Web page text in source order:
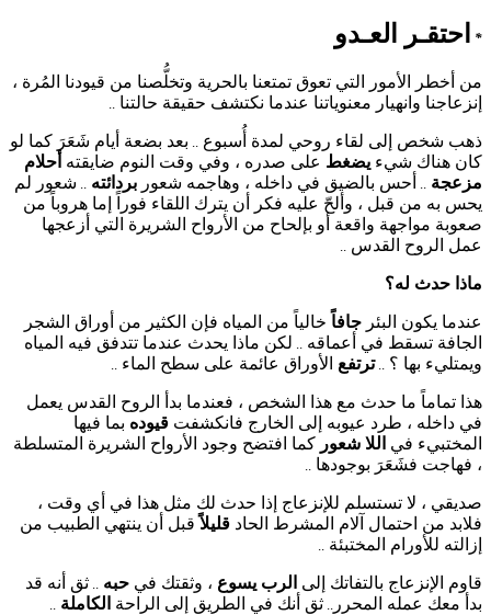
* احتقـر العـدو
من أخطر الأمور التي تعوق تمتعنا بالحرية وتخلُّصنا من قيودنا المُرة ،
إنزعاجنا وانهيار معنوياتنا عندما نكتشف حقيقة حالتنا
ذهب شخص إلى لقاء روحي لمدة أُسبوع
بعد بضعة أيام شَعَرَ كما لو
كان هناك شيء يضغط على صدره ، وفي وقت النوم ضايقته أحلام
مزعجة
أحس بالضيق في داخله ، وهاجمه شعور بردائته
شعور لم
يحس به من قبل ، وألحّ عليه فكر أن يترك اللقاء فوراً إما هروباً من
صعوبة مواجهة واقعة أو بإلحاح من الأرواح الشريرة التي أزعجها
عمل الروح القدس
ماذا حدث له؟
عندما يكون البئر جافاً خالياً من المياه فإن الكثير من أوراق الشجر
الجافة تسقط في أعماقه
لكن ماذا يحدث عندما تتدفق فيه المياه
ويمتليء بها ؟
..ترتفع الأوراق عائمة على سطح الماء
هذا تماماً ما حدث مع هذا الشخص ، فعندما بدأ الروح القدس يعمل
في داخله ، طرد عيوبه إلى الخارج فانكشفت قيوده بما فيها
المختبيء في اللا شعور كما افتضح وجود الأرواح الشريرة المتسلطة
، فهاجت فشَعَرَ بوجودها
صديقي ، لا تستسلم للإنزعاج إذا حدث لك مثل هذا في أي وقت ،
فلابد من احتمال آلام المشرط الحاد قليلاًقبل أن ينتهي الطبيب من
إزالته للأورام المختبئة
قاوم الإنزعاج بالتفاتك إلى الرب يسوع ، وثقتك في حبه
ثق أنه قد
بدأ معك عمله المحرر
ثق أنك في الطريق إلى الراحة الكاملة